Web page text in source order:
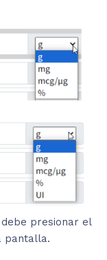
presionar el
pantalla.